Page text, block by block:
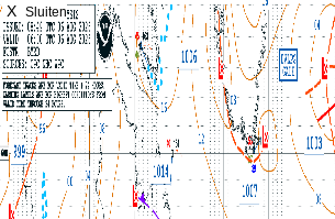
X Sluiten